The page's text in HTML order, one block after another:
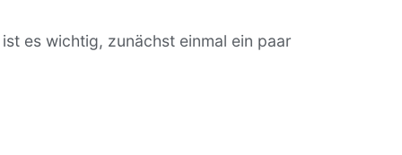
es wichtig, zunächst einmal ein paar